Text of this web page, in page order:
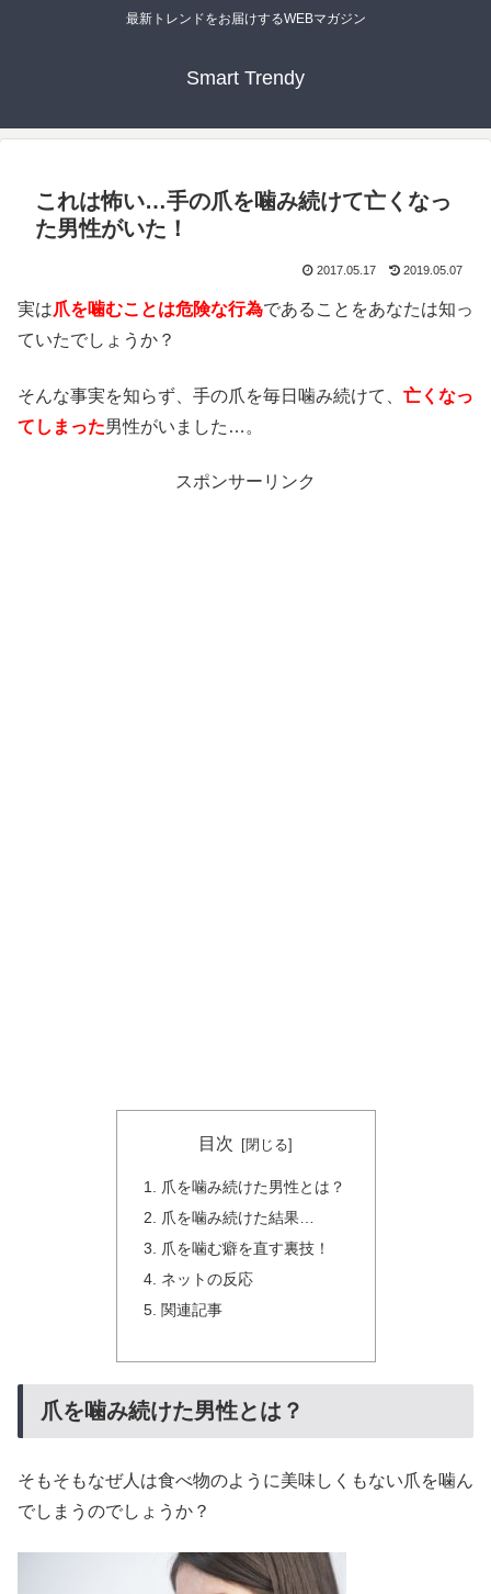
最新トレンドをお届けするWEBマガジン
Smart Trendy
これは怖い…手の爪を噛み続けて亡くなっ
た男性がいた！
2017.05.17 2019.05.07
実は爪を噛むことは危険な行為であることをあなたは知っ
ていたでしょうか？
そんな事実を知らず、手の爪を毎日噛み続けて、 亡くなっ
てしまった男性がいました…。
スポンサーリンク
目次
爪を噛み続けた男性とは？
爪を噛み続けた結果…
爪を噛む癖を直す裏技！
ネットの反応
関連記事
爪を噛み続けた男性とは？
そもそもなぜ人は食べ物のように美味しくもない爪を噛ん
でしまうのでしょうか？